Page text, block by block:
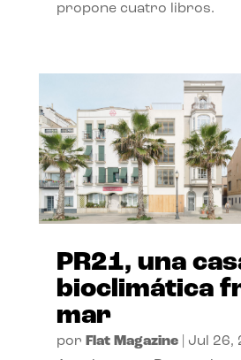
propone cuatro libros.
PR21, una
bioclimática
mar
por Flat Magazine| Jul 26,